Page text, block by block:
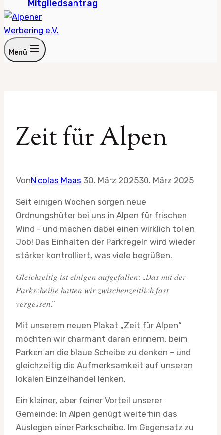
Mitgliedsantrag
Menü
Zeit für Alpen
VonNicolas Maas 30. März 202530. März 2025
Seit einigen Wochen sorgen neue
Ordnungshüter bei uns in Alpen für frischen
Wind – und machen dabei einen wirklich tollen
Job! Das Einhalten der Parkregeln wird wieder
stärker kontrolliert, was viele begrüßen.
𝐺𝑙𝑒𝑖𝑐ℎ𝑧𝑒𝑖𝑡𝑖𝑔 𝑖𝑠𝑡 𝑒𝑖𝑛𝑖𝑔𝑒𝑛 𝑎𝑢𝑓𝑔𝑒𝑓𝑎𝑙𝑙𝑒𝑛: „𝐷𝑎𝑠 𝑚𝑖𝑡 𝑑𝑒𝑟
𝑃𝑎𝑟𝑘𝑠𝑐ℎ𝑒𝑖𝑏𝑒 ℎ𝑎𝑡𝑡𝑒𝑛 𝑤𝑖𝑟 𝑧𝑤𝑖𝑠𝑐ℎ𝑒𝑛𝑧𝑒𝑖𝑡𝑙𝑖𝑐ℎ 𝑓𝑎𝑠𝑡
𝑣𝑒𝑟𝑔𝑒𝑠𝑠𝑒𝑛.“
Mit unserem neuen Plakat „Zeit für Alpen“
möchten wir charmant daran erinnern, beim
Parken an die blaue Scheibe zu denken – und
gleichzeitig die Aufmerksamkeit auf unseren
lokalen Einzelhandel lenken.
Ein kleiner, aber feiner Vorteil unserer
Gemeinde: In Alpen genügt weiterhin das
Auslegen einer Parkscheibe. Im Gegensatz zu